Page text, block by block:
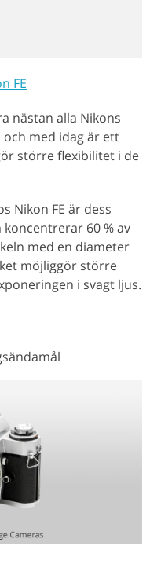
FE
nästan alla Nikons
med idag är ett
större flexibilitet i de
Nikon FE är dess
60 % av
med en diameter
möjliggör större
i svagt ljus.